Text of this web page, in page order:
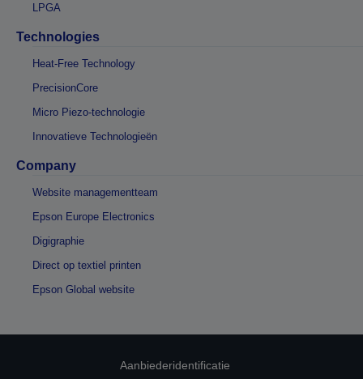
LPGA
Technologies
Heat-Free Technology
PrecisionCore
Micro Piezo-technologie
Innovatieve Technologieën
Company
Website managementteam
Epson Europe Electronics
Digigraphie
Direct op textiel printen
Epson Global website
Aanbiederidentificatie